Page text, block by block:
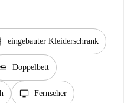
eingebauter Kleiderschrank
Doppelbett
tv Fernseher